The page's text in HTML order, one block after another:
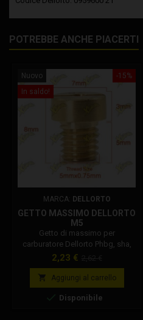
POTREBBE ANCHE PIACERTI
-15%
Nuovo
In saldo!
MARCA: DELLORTO
GETTO MASSIMO DELLORTO
M5
Getto di massimo per
carburatore Dellorto Phbg, sha,
phbd, phbh, shb. Getto originale
3mm diametro 7mm, lunghezza
totale 8mm diametro filetto 5mm.
Codice Dellorto: 1486x02
Prezzo
2,23 €
base
 Aggiungi al carrello
 Disponibile